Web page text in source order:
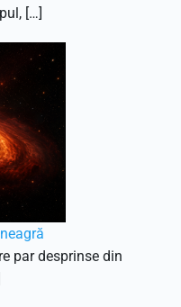
[…]
par desprinse din